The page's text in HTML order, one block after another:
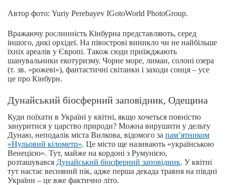
Автор фото: Yuriy Perebayev IGotoWorld PhotoGroup.
Вражаючу рослинність Кінбурна представляють, серед
іншого, дикі орхідеї. На півострові виникло чи не найбільше
їхніх ареалів у Європі. Також сюди приїжджають
шанувальники екотуризму. Чорне море, лиман, солоні озера
(т. зв. «рожеві»), фантастичні світанки і заходи сонця – усе
це про Кінбурн.
Дунайський біосферний заповідник, Одещина
Куди поїхати в Україні у квітні, якщо хочеться повністю
зануритися у царство природи? Можна вирушити у дельту
Дунаю, неподалік міста Вилкова, відомого за пам’ятником
«Нульовий кілометр». Це місто ще називають «українською
Венецією». Тут, майже на кордоні з Румунією,
розташувався Дунайський біосферний заповідник. У квітні
тут настає весняний пік, адже перша декада травня на півдні
України – це вже фактично літо.